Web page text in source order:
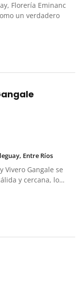
Florería Eminanc
un verdadero
Entre Ríos
Vivero Gangale se
y cercana, lo…